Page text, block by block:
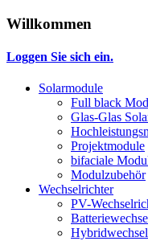
Willkommen
Loggen Sie sich ein.
Solarmodule
Full black
Glas-Glas
Projektmodule
bifaciale
Modulzubehör
Wechselrichter
PV-